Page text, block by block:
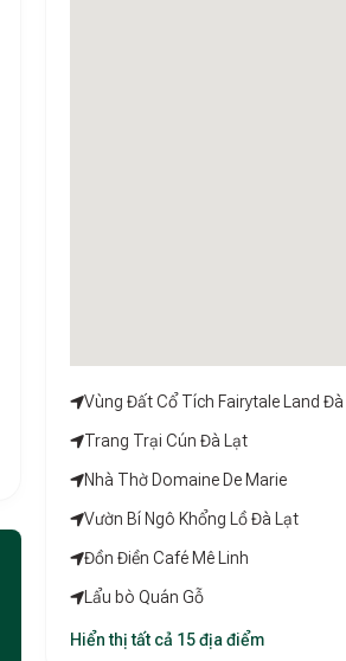
Vùng Đất Cổ Tích Fairytale Land
Trang Trại Cún Đà Lạt
Nhà Thờ Domaine De Marie
Vườn Bí Ngô Khổng Lồ Đà Lạt
Đồn Điền Café Mê Linh
Lẩu bò Quán Gỗ
Hiển thị tất cả 15 địa điểm